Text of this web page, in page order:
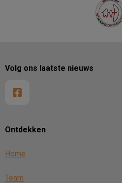
Ontdekken
Home
Team
Volg ons laatste nieuws